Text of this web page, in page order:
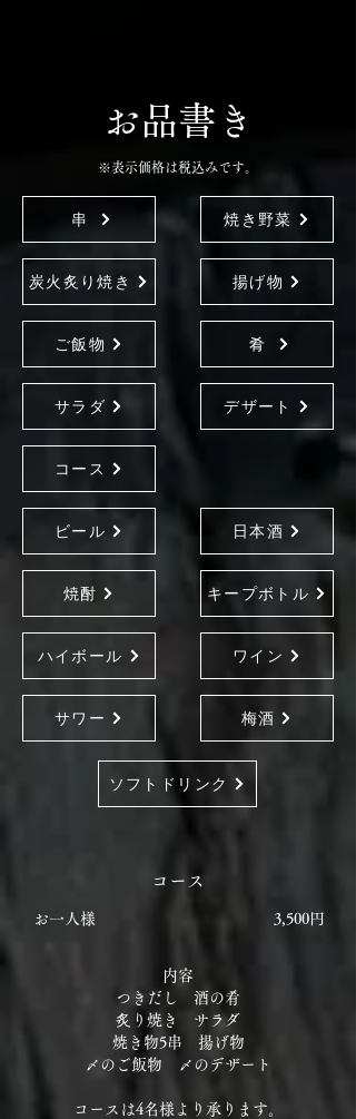
​お品書き
※表示価格は税込みです。
串
炭火炙り焼き
ご飯物
サラダ
焼き野菜
揚げ物
肴
デザート
コース
ビール
焼酎
ハイボール
サワー
日本酒
キープボトル
ワイン
梅酒
ソフトドリンク
コース
お一人様 3,500円
内容
つきだし 酒の肴
炙り焼き サラダ
焼き物5串 揚げ物
​〆のご飯物 〆のデザート
コースは4名様より承ります。